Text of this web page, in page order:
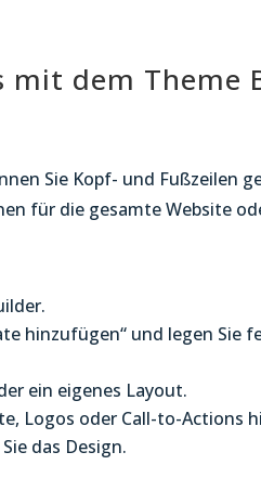
mit dem Theme
Sie Kopf- und Fußzeilen
für die gesamte Website
hinzufügen“ und legen Sie
ein eigenes Layout.
Logos oder Call-to-Actions
das Design.